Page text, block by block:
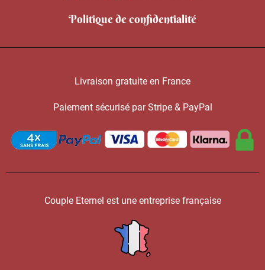
Politique de confidentialité
Livraison gratuite en France
Paiement sécurisé par Stripe & PayPal
Couple Eternel est une entreprise française